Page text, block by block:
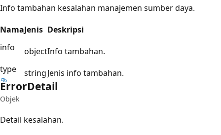
Info tambahan kesalahan manajemen sumber daya.
NamaJenis Deskripsi
info
objectInfo tambahan.
type
stringJenis info tambahan.
ErrorDetail
Objek
Detail kesalahan.